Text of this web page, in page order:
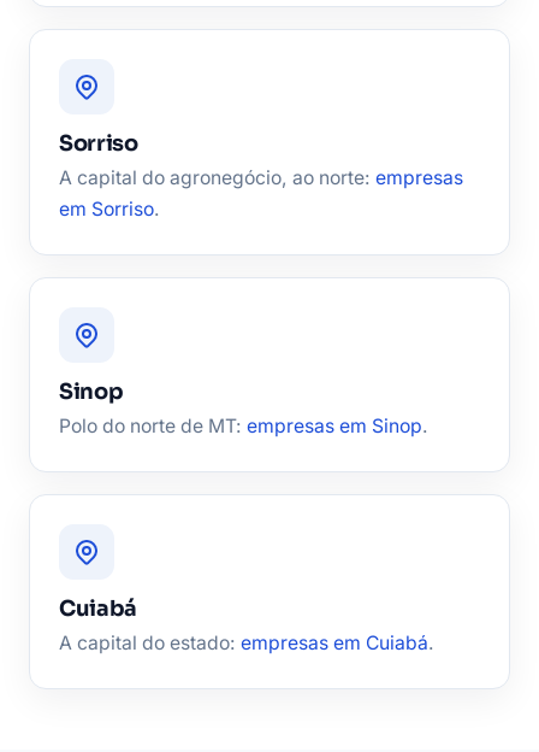
Sorriso
A capital do agronegócio, ao norte: empresas
em Sorriso.
Sinop
Polo do norte de MT: empresas em Sinop.
Cuiabá
A capital do estado: empresas em Cuiabá.